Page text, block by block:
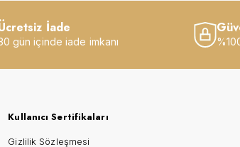
İade
gün içinde iade imkanı
Kullanıcı Sertifikaları
Gizlilik Sözleşmesi